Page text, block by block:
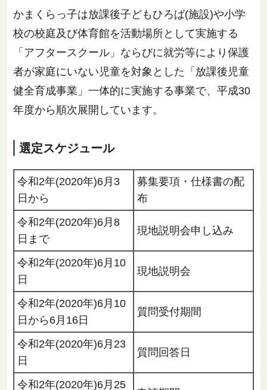
かまくらっ子は放課後子どもひろば(施設)や小学
校の校庭及び体育館を活動場所として実施する
「アフタースクール」ならびに就労等により保護
者が家庭にいない児童を対象とした「放課後児童
健全育成事業」一体的に実施する事業で、平成30
年度から順次展開しています。
選定スケジュール
令和2年(2020年)6月3
日から
募集要項・仕様書の配
布
令和2年(2020年)6月8
日まで
現地説明会申し込み
令和2年(2020年)6月10
日
現地説明会
令和2年(2020年)6月10
日から6月16日
質問受付期間
令和2年(2020年)6月23
日
質問回答日
令和2年(2020年)6月25